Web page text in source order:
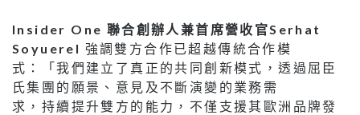
Insider One 聯合創辦人兼首席營收官Serhat
Soyuerel 強調雙方合作已超越傳統合作模
式：「我們建立了真正的共同創新模式，透過屈臣
氏集團的願景、意見及不斷演變的業務需
求，持續提升雙方的能力，不僅支援其歐洲品牌發